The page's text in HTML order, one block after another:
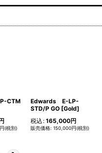
CTM
円(税別)
Edwards E-LP-
STD/P GO [Gold]
150,000円(税別)
税込 : 165,000円